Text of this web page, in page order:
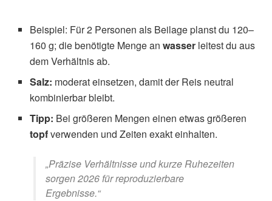
Beispiel: Für 2 Personen als Beilage planst du 120–
160 g; die benötigte Menge anwasser leitest du aus
dem Verhältnis ab.
Salz: moderat einsetzen, damit der Reis neutral
kombinierbar bleibt.
Tipp: Bei größeren Mengen einen etwas größeren
topfverwenden und Zeiten exakt einhalten.
„Präzise Verhältnisse und kurze Ruhezeiten
sorgen 2026 für reproduzierbare
Ergebnisse.“